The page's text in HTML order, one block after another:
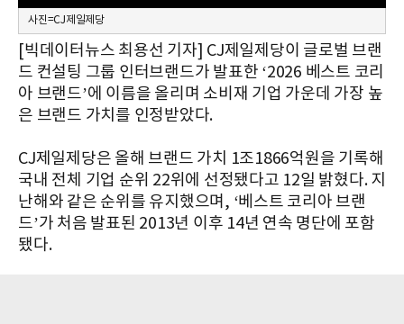
사진=CJ제일제당
[빅데이터뉴스 최용선 기자] CJ제일제당이 글로벌 브랜
드 컨설팅 그룹 인터브랜드가 발표한 ‘2026 베스트 코리
아 브랜드’에 이름을 올리며 소비재 기업 가운데 가장 높
은 브랜드 가치를 인정받았다.
CJ제일제당은 올해 브랜드 가치 1조1866억원을 기록해
국내 전체 기업 순위 22위에 선정됐다고 12일 밝혔다. 지
난해와 같은 순위를 유지했으며, ‘베스트 코리아 브랜
드’가 처음 발표된 2013년 이후 14년 연속 명단에 포함
됐다.